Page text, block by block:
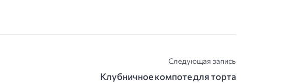
Следующая запись
Клубничное компоте для торта